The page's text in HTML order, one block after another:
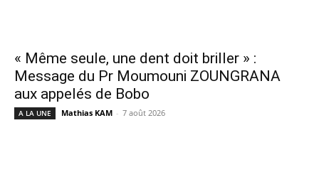
« Même seule, une dent doit briller » :
Message du Pr Moumouni ZOUNGRANA
aux appelés de Bobo
A LA UNE Mathias KAM - 7 août 2026